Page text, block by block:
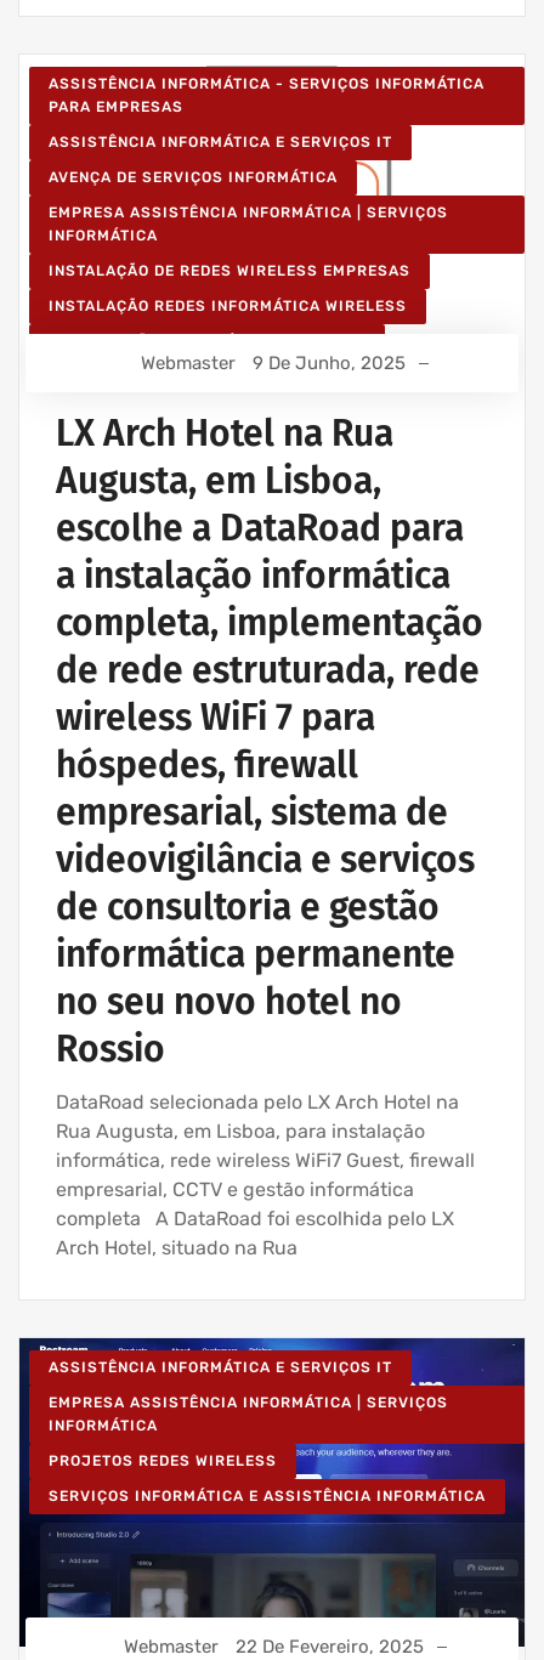
ASSISTÊNCIA INFORMÁTICA - SERVIÇOS INFORMÁTICA
PARA EMPRESAS
ASSISTÊNCIA INFORMÁTICA E SERVIÇOS IT
AVENÇA DE SERVIÇOS INFORMÁTICA
EMPRESA ASSISTÊNCIA INFORMÁTICA | SERVIÇOS
INFORMÁTICA
INSTALAÇÃO DE REDES WIRELESS EMPRESAS
INSTALAÇÃO REDES INFORMÁTICA WIRELESS
PROJETOS CABLAGEM E REDES INFORMÁTICA
REDE ESTRUTURADA INFORMÁTICA
Webmaster 9 De Junho, 2025
LX Arch Hotel na Rua
Augusta, em Lisboa,
escolhe a DataRoad para
a instalação informática
completa, implementação
de rede estruturada, rede
wireless WiFi 7 para
hóspedes, firewall
empresarial, sistema de
videovigilância e serviços
de consultoria e gestão
informática permanente
no seu novo hotel no
Rossio
DataRoad selecionada pelo LX Arch Hotel na
Rua Augusta, em Lisboa, para instalação
informática, rede wireless WiFi7 Guest, firewall
empresarial, CCTV e gestão informática
completa A DataRoad foi escolhida pelo LX
Arch Hotel, situado na Rua
ASSISTÊNCIA INFORMÁTICA E SERVIÇOS IT
EMPRESA ASSISTÊNCIA INFORMÁTICA | SERVIÇOS
INFORMÁTICA
PROJETOS REDES WIRELESS
SERVIÇOS INFORMÁTICA E ASSISTÊNCIA INFORMÁTICA
Webmaster 22 De Fevereiro, 2025